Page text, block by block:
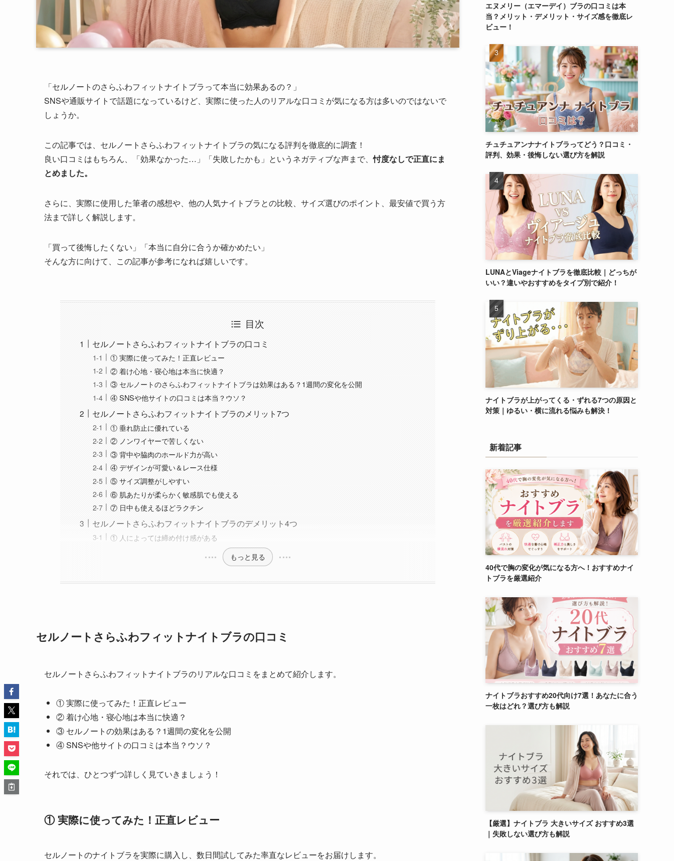
「セルノートのさらふわフィットナイトブラって本当に効果あるの？」
SNSや通販サイトで話題になっているけど、実際に使った人のリアルな口コミが気になる方は多いのではないで
しょうか。
この記事では、セルノートさらふわフィットナイトブラの気になる評判を徹底的に調査！
良い口コミはもちろん、「効果なかった…」「失敗したかも」というネガティブな声まで、忖度なしで正直にま
とめました。
さらに、実際に使用した筆者の感想や、他の人気ナイトブラとの比較、サイズ選びのポイント、最安値で買う方
法まで詳しく解説します。
「買って後悔したくない」「本当に自分に合うか確かめたい」
そんな方に向けて、この記事が参考になれば嬉しいです。
目次
セルノートさらふわフィットナイトブラの口コミ
① 実際に使ってみた！正直レビュー
② 着け心地・寝心地は本当に快適？
③ セルノートのさらふわフィットナイトブラは効果はある？1週間の変化を公開
④ SNSや他サイトの口コミは本当？ウソ？
セルノートさらふわフィットナイトブラのメリット7つ
① 垂れ防止に優れている
② ノンワイヤーで苦しくない
③ 背中や脇肉のホールド力が高い
④ デザインが可愛い＆レース仕様
⑤ サイズ調整がしやすい
⑥ 肌あたりが柔らかく敏感肌でも使える
⑦ 日中も使えるほどラクチン
セルノートさらふわフィットナイトブラのデメリット4つ
① 人によっては締め付け感がある
もっと見る
セルノートさらふわフィットナイトブラの口コミ
セルノートさらふわフィットナイトブラのリアルな口コミをまとめて紹介します。
① 実際に使ってみた！正直レビュー
② 着け心地・寝心地は本当に快適？
③ セルノートの効果はある？1週間の変化を公開
④ SNSや他サイトの口コミは本当？ウソ？
それでは、ひとつずつ詳しく見ていきましょう！
① 実際に使ってみた！正直レビュー
セルノートのナイトブラを実際に購入し、数日間試してみた率直なレビューをお届けします。
エヌメリー（エマーデイ）ブラの口コミは本
当？メリット・デメリット・サイズ感を徹底レ
ビュー！
チュチュアンナナイトブラってどう？口コミ・
評判、効果・後悔しない選び方を解説
LUNAとViageナイトブラを徹底比較｜どっちが
いい？違いやおすすめをタイプ別で紹介！
ナイトブラが上がってくる・ずれる7つの原因と
対策｜ゆるい・横に流れる悩みも解決！
新着記事
40代で胸の変化が気になる方へ！おすすめナイ
トブラを厳選紹介
ナイトブラおすすめ20代向け7選！あなたに合う
一枚はどれ？選び方も解説
【厳選】ナイトブラ 大きいサイズ おすすめ3選
｜失敗しない選び方も解説